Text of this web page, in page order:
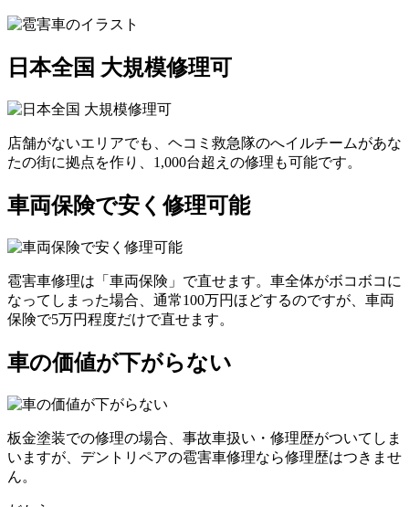
日本全国 大規模修理可
店舗がないエリアでも、ヘコミ救急隊のへイルチームがあな
たの街に拠点を作り、1,000台超えの修理も可能です。
車両保険で安く修理可能
雹害車修理は「車両保険」で直せます。車全体がボコボコに
なってしまった場合、通常100万円ほどするのですが、車両
保険で5万円程度だけで直せます。
車の価値が下がらない
板金塗装での修理の場合、事故車扱い・修理歴がついてしま
いますが、デントリペアの雹害車修理なら修理歴はつきませ
ん。